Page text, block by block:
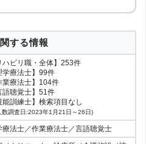
する情報
ハビリ職・全体】253件
学療法士】99件
業療法士】104件
語聴覚士】51件
能訓練士】検索項目なし
数調査日:2023年1月21日～26日)
療法士／作業療法士／言語聴覚士